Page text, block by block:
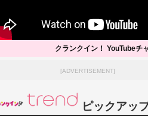
クランクイン！ YouTubeチ
[ADVERTISEMENT]
ピックアッ